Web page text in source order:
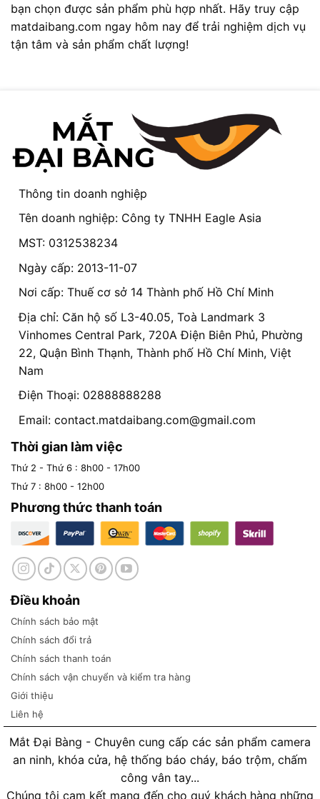
bạn chọn được sản phẩm phù hợp nhất. Hãy truy cập
matdaibang.com ngay hôm nay để trải nghiệm dịch vụ
tận tâm và sản phẩm chất lượng!
Thông tin doanh nghiệp
Tên doanh nghiệp: Công ty TNHH Eagle Asia
MST: 0312538234
Ngày cấp: 2013-11-07
Nơi cấp: Thuế cơ sở 14 Thành phố Hồ Chí Minh
Địa chỉ: Căn hộ số L3-40.05, Toà Landmark 3
Vinhomes Central Park, 720A Điện Biên Phủ, Phường
22, Quận Bình Thạnh, Thành phố Hồ Chí Minh, Việt
Nam
Điện Thoại: 02888888288
Email: contact.matdaibang.com@gmail.com
Thời gian làm việc
Thứ 2 - Thứ 6 : 8h00 - 17h00
Thứ 7 : 8h00 - 12h00
Phương thức thanh toán
Điều khoản
Chính sách bảo mật
Chính sách đổi trả
Chính sách thanh toán
Chính sách vận chuyển và kiểm tra hàng
Giới thiệu
Liên hệ
Mắt Đại Bàng - Chuyên cung cấp các sản phẩm camera
an ninh, khóa cửa, hệ thống báo cháy, báo trộm, chấm
công vân tay...
Chúng tôi cam kết mang đến cho quý khách hàng những